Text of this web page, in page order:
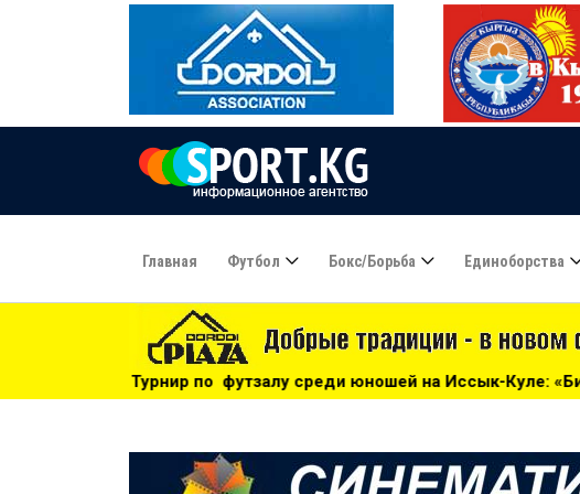
Главная Футбол Бокс/борьба Единоборства
футзалу среди юношей на Иссык-Куле: «Бишкек» - чемпион! - 17:21